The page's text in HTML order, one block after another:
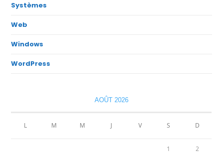
Systèmes
Web
Windows
WordPress
AOÛT 2026
L M M J V S D
1 2